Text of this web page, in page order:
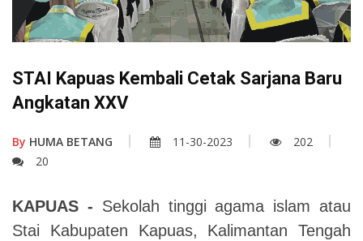
STAI Kapuas Kembali Cetak Sarjana Baru
Angkatan XXV
By HUMA BETANG 11-30-2023
202
20
KAPUAS - Sekolah tinggi agama islam atau
Stai Kabupaten Kapuas, Kalimantan Tengah